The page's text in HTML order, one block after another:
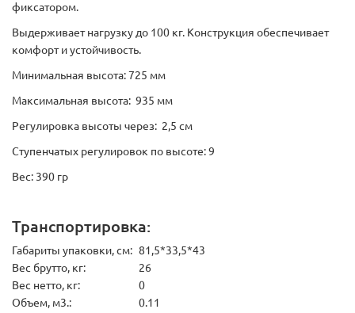
фиксатором.
Выдерживает нагрузку до 100 кг. Конструкция обеспечивает
комфорт и устойчивость.
Минимальная высота: 725 мм
Максимальная высота: 935 мм
Регулировка высоты через: 2,5 см
Ступенчатых регулировок по высоте: 9
Вес: 390 гр
Транспортировка:
Габариты упаковки, см: 81,5*33,5*43
Вес брутто, кг:
26
Вес нетто, кг:
0
Объем, м3.:
0.11